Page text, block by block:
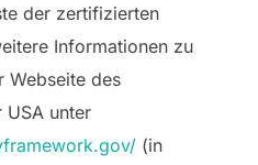
der zertifizierten
Informationen zu
Webseite des
USA unter
(in